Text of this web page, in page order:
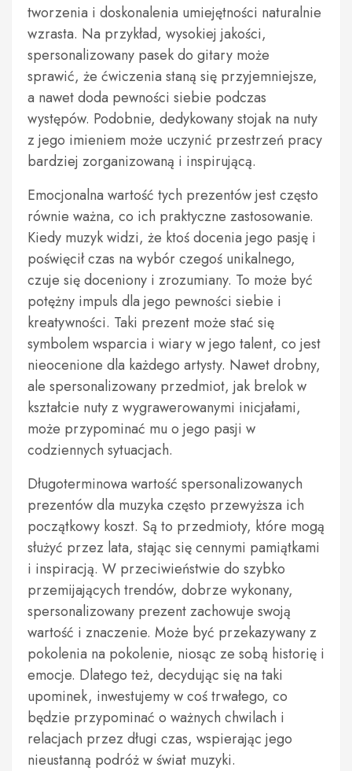
tworzenia i doskonalenia umiejętności naturalnie
wzrasta. Na przykład, wysokiej jakości,
spersonalizowany pasek do gitary może
sprawić, że ćwiczenia staną się przyjemniejsze,
a nawet doda pewności siebie podczas
występów. Podobnie, dedykowany stojak na nuty
z jego imieniem może uczynić przestrzeń pracy
bardziej zorganizowaną i inspirującą.
Emocjonalna wartość tych prezentów jest często
równie ważna, co ich praktyczne zastosowanie.
Kiedy muzyk widzi, że ktoś docenia jego pasję i
poświęcił czas na wybór czegoś unikalnego,
czuje się doceniony i zrozumiany. To może być
potężny impuls dla jego pewności siebie i
kreatywności. Taki prezent może stać się
symbolem wsparcia i wiary w jego talent, co jest
nieocenione dla każdego artysty. Nawet drobny,
ale spersonalizowany przedmiot, jak brelok w
kształcie nuty z wygrawerowanymi inicjałami,
może przypominać mu o jego pasji w
codziennych sytuacjach.
Długoterminowa wartość spersonalizowanych
prezentów dla muzyka często przewyższa ich
początkowy koszt. Są to przedmioty, które mogą
służyć przez lata, stając się cennymi pamiątkami
i inspiracją. W przeciwieństwie do szybko
przemijających trendów, dobrze wykonany,
spersonalizowany prezent zachowuje swoją
wartość i znaczenie. Może być przekazywany z
pokolenia na pokolenie, niosąc ze sobą historię i
emocje. Dlatego też, decydując się na taki
upominek, inwestujemy w coś trwałego, co
będzie przypominać o ważnych chwilach i
relacjach przez długi czas, wspierając jego
nieustanną podróż w świat muzyki.